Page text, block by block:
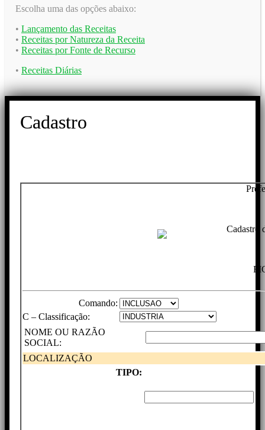
Escolha uma das opções abaixo:
• Lançamento das Receitas
• Receitas por Natureza da Receita
• Receitas por Fonte de Recurso
• Receitas Diárias
Cadastro
Cadastro
Comando:
C – Classificação:
NOME OU RAZÃO
SOCIAL:
LOCALIZAÇÃO
TIPO: